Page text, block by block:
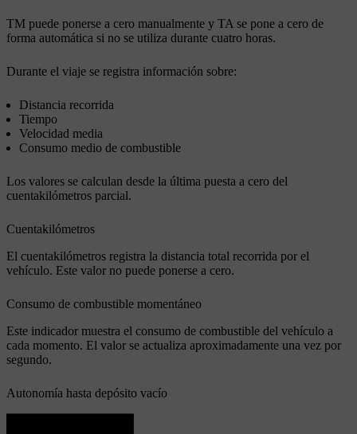
TM puede ponerse a cero manualmente y TA se pone a cero de
forma automática si no se utiliza durante cuatro horas.
Durante el viaje se registra información sobre:
Distancia recorrida
Tiempo
Velocidad media
Consumo medio de combustible
Los valores se calculan desde la última puesta a cero del
cuentakilómetros parcial.
Cuentakilómetros
El cuentakilómetros registra la distancia total recorrida por el
vehículo. Este valor no puede ponerse a cero.
Consumo de combustible momentáneo
Este indicador muestra el consumo de combustible del vehículo a
cada momento. El valor se actualiza aproximadamente una vez por
segundo.
Autonomía hasta depósito vacío